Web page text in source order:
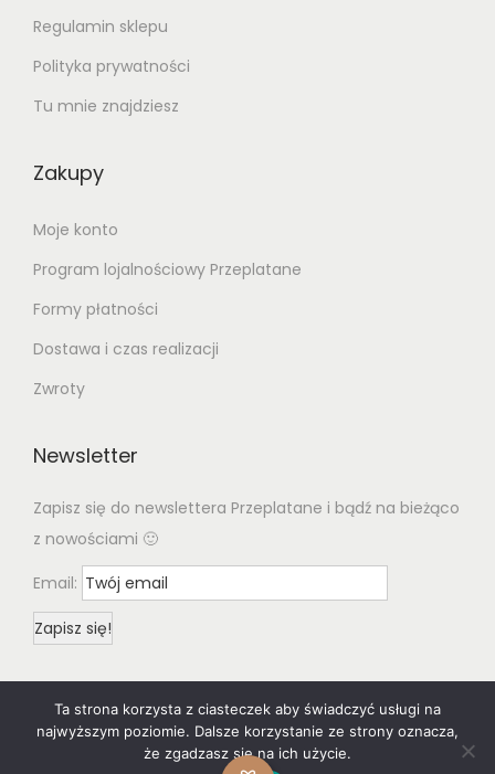
Regulamin sklepu
Polityka prywatności
Tu mnie znajdziesz
Zakupy
Moje konto
Program lojalnościowy Przeplatane
Formy płatności
Dostawa i czas realizacji
Zwroty
Newsletter
Zapisz się do newslettera Przeplatane i bądź na bieżąco
z nowościami 🙂
Email:
© 2020 WoostifyPrivacy PolicyAll rights reserved. Designed
Ta strona korzysta z ciasteczek aby świadczyć usługi na
najwyższym poziomie. Dalsze korzystanie ze strony oznacza,
że zgadzasz się na ich użycie.